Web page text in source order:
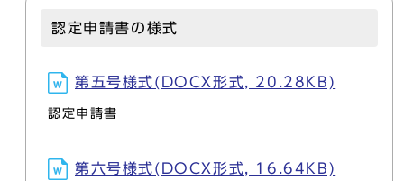
認定申請書の様式
第五号様式(DOCX形式, 20.28KB)
認定申請書
第六号様式(DOCX形式, 16.64KB)